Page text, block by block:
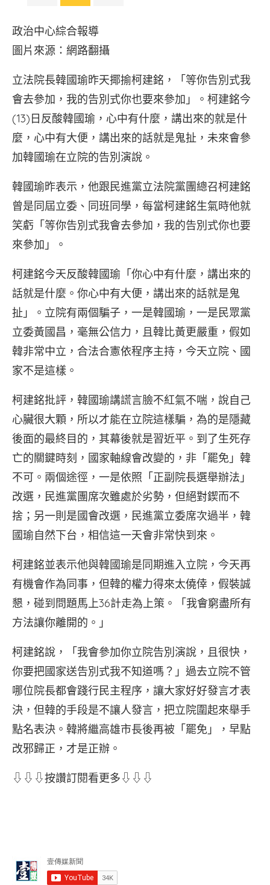
政治中心綜合報導
圖片來源：網路翻攝
立法院長韓國瑜昨天揶揄柯建銘，「等你告別式我
會去參加，我的告別式你也要來參加」。柯建銘今
(13)日反酸韓國瑜，心中有什麼，講出來的就是什
麼，心中有大便，講出來的話就是鬼扯，未來會參
加韓國瑜在立院的告別演說。
韓國瑜昨表示，他跟民進黨立法院黨團總召柯建銘
曾是同屆立委、同班同學，每當柯建銘生氣時他就
笑虧「等你告別式我會去參加，我的告別式你也要
來參加」。
柯建銘今天反酸韓國瑜「你心中有什麼，講出來的
話就是什麼。你心中有大便，講出來的話就是鬼
扯」。立院有兩個騙子，一是韓國瑜，一是民眾黨
立委黃國昌，毫無公信力，且韓比黃更嚴重，假如
韓非常中立，合法合憲依程序主持，今天立院、國
家不是這樣。
柯建銘批評，韓國瑜講謊言臉不紅氣不喘，說自己
心臟很大顆，所以才能在立院這樣騙，為的是隱藏
後面的最終目的，其幕後就是習近平。到了生死存
亡的關鍵時刻，國家軸線會改變的，非「罷免」韓
不可。兩個途徑，一是依照「正副院長選舉辦法」
改選，民進黨團席次雖處於劣勢，但絕對鍥而不
捨；另一則是國會改選，民進黨立委席次過半，韓
國瑜自然下台，相信這一天會非常快到來。
柯建銘並表示他與韓國瑜是同期進入立院，今天再
有機會作為同事，但韓的權力得來太僥倖，假裝誠
懇，碰到問題馬上36計走為上策。「我會窮盡所有
方法讓你離開的。」
柯建銘說，「我會參加你立院告別演說，且很快，
你要把國家送告別式我不知道嗎？」過去立院不管
哪位院長都會踐行民主程序，讓大家好好發言才表
決，但韓的手段是不讓人發言，把立院圍起來舉手
點名表決。韓將繼高雄市長後再被「罷免」，早點
改邪歸正，才是正辦。
⇩⇩⇩按讚訂閱看更多⇩⇩⇩